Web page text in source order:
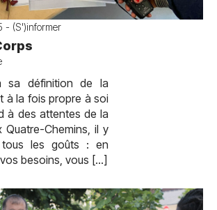
- (S')informer
sa définition de la
à la fois propre à soi
à des attentes de la
Quatre-Chemins, il y
les goûts : en
besoins, vous […]